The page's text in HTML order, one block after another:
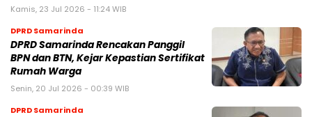
Kamis, 23 Jul 2026 - 11:24 WIB
DPRD Samarinda
DPRD Samarinda Rencakan Panggil
BPN dan BTN, Kejar Kepastian Sertifikat
Rumah Warga
Senin, 20 Jul 2026 - 00:39 WIB
DPRD Samarinda